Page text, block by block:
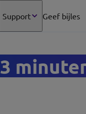
Support Geef bijles
(opens
tab)